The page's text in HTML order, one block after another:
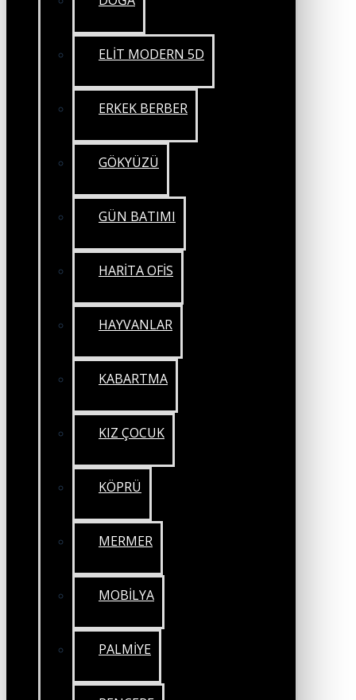
ELİT MODERN 5D
ERKEK BERBER
GÖKYÜZÜ
GÜN BATIMI
HARİTA OFİS
HAYVANLAR
KABARTMA
KIZ ÇOCUK
KÖPRÜ
MERMER
MOBİLYA
PALMİYE